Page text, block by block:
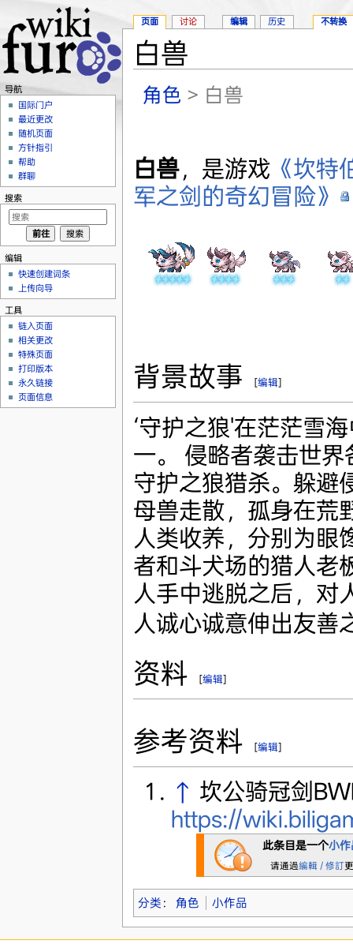
白兽
角色 > 白兽
白兽，是游戏 《坎
军之剑的奇幻冒险》
背景故事 [编辑]
‘守护之狼'在茫茫雪
一。 侵略者袭击世
守护之狼猎杀。躲避
母兽走散，孤身在荒
人类收养，分别为眼
者和斗犬场的猎人老
人手中逃脱之后，对
人诚心诚意伸出友善
资料 [编辑]
参考资料 [编辑]
↑ 坎公骑冠剑
https://
此条目是一个小作
请通過編輯 / 修訂
分类 ： 角色 小作品
页面 讨论 编辑 历史 不转换
导航
国际门户
最近更改
随机页面
方针指引
帮助
群聊
搜索
编辑
快速创建词条
上传向导
工具
链入页面
相关更改
特殊页面
打印版本
永久链接
页面信息